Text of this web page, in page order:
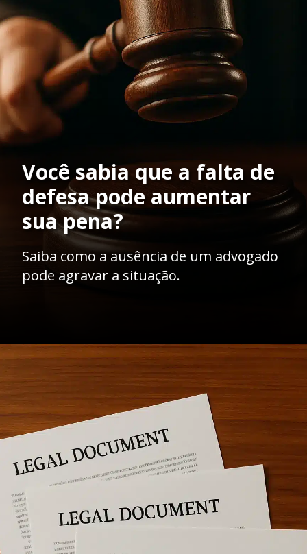
Você sabia que a falta de
defesa pode aumentar
sua pena?
Saiba como a ausência de um advogado
pode agravar a situação.
https://ademilsoncs.adv.br/